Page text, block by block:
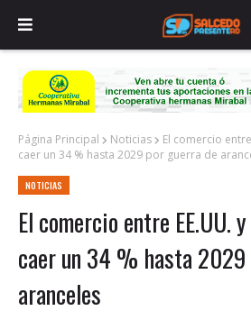
Página Principal Noticias
El comercio
caer un 34 % hasta 2029 por guerra de
NOTICIAS
El comercio entre EE.UU.
caer un 34 % hasta 2029
aranceles